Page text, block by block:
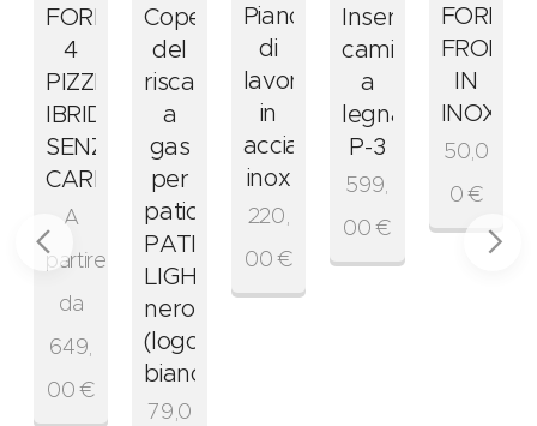
FORNO
4
PIZZE
IBRIDO
SENZA
CARRELLO
A
partire
da
649,
00€
Coperchio
del
riscaldatore
a
gas
per
patio
PATIO
LIGHT
nero
(logo
bianco)
79,0
Piano
di
lavoro
in
acciaio
inox
220,
00€
Inserto
camino
a
legna
P-3
599,
00€
FORNO
IN
INOX
50,0
0€